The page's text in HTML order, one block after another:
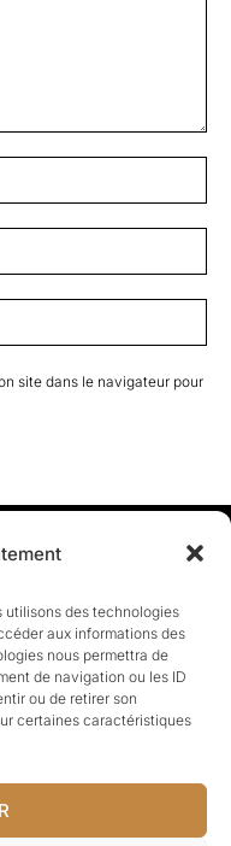
utilisons des technologies
aux informations des
nous permettra de
de navigation ou les ID
ou de retirer son
certaines caractéristiques
site dans le navigateur pour
c’est l’histoire de
rapporter ce qui leur
Culture
Sport